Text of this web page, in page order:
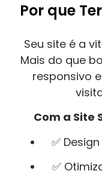
Por que
Seu site é a
Mais do que
responsivo
Com a Site
✅
✅